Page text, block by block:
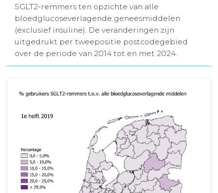
Winkelwagentje
Aanmelden nieuwsbrief
Toegang leeromgeving
SGLT2-remmers ten opzichte van alle
bloedglucoseverlagende geneesmiddelen
(exclusief insuline). De veranderingen zijn
uitgedrukt per tweepositie postcodegebied
over de periode van 2014 tot en met 2024.